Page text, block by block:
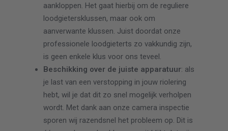
aankloppen. Het gaat hierbij om de reguliere
loodgietersklussen, maar ook om
aanverwante klussen. Juist doordat onze
professionele loodgieterts zo vakkundig zijn,
is geen enkele klus voor ons teveel.
Beschikking over de juiste apparatuur: als
je last van een verstopping in jouw riolering
hebt, wil je dat dit zo snel mogelijk verholpen
wordt. Met dank aan onze camera inspectie
sporen wij razendsnel het probleem op. Dit is